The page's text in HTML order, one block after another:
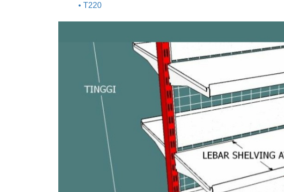
• T220